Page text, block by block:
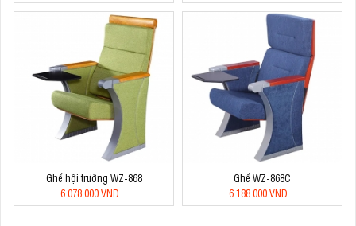
Ghế hội trường WZ-868
6.078.000 VNĐ
Ghế WZ-868C
6.188.000 VNĐ